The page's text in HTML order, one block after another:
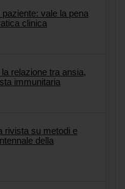
vale la pena
clinica
relazione tra ansia,
immunitaria
rivista su metodi e
della